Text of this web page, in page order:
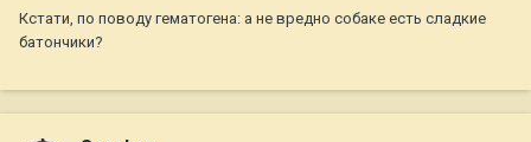
Кстати, по поводу гематогена: а не вредно собаке есть сладкие
батончики?